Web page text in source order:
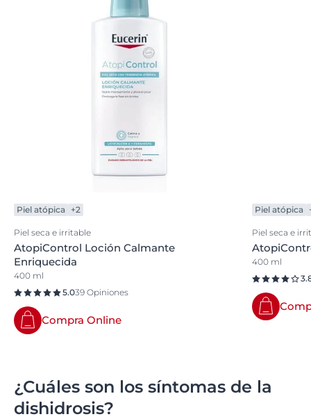
Piel atópica +2
Piel seca e irritable
AtopiControl Loción Calmante
Enriquecida
400 ml
5.039 Opiniones
Compra Online
Piel atópica
Piel seca e
400 ml
¿Cuáles son los síntomas de la
dishidrosis?